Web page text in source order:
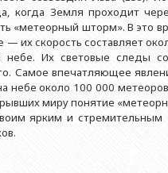
БГУ
протокола
психологической помощи
творческий центр
оздоровительный
газета
Филологический
Исторический
Факультет
Юридический
Азербайджанской
Юридическое
Азербайджанской
Юридическое
образования
Юридическое
когда Земля проходит
«метеорный шторм». В это
их скорость составляет
Их световые следы
Самое впечатляющее
небе около 100 000
миру понятие
ярким и